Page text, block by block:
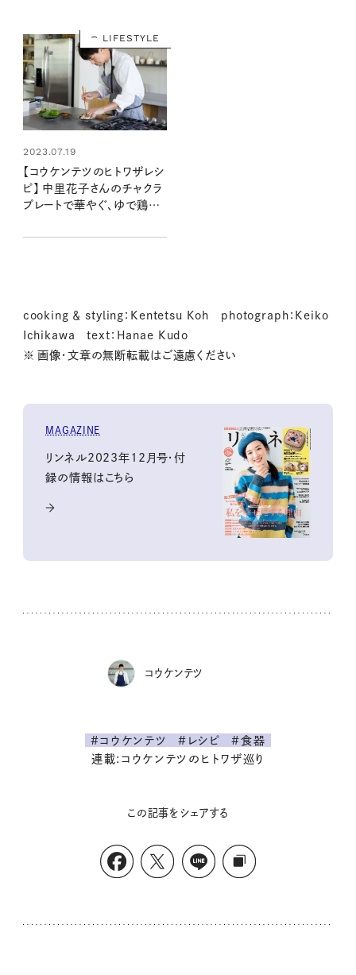
LIFESTYLE
2023.07.19
【コウケンテツのヒトワザレシ
ピ】 中里花子さんのチャクラ
プレートで華やぐ、ゆで鶏の
cooking ＆ styling：Kentetsu Koh photograph：Keiko
Ichikawa text：Hanae Kudo
※ 画像・文章の無断転載はご遠慮ください
MAGAZINE
リンネル2023年12月号・付
録の情報はこちら
コウケンテツ
#コウケンテツ #レシピ
#食器
連載:コウケンテツのヒトワザ巡り
この記事をシェアする